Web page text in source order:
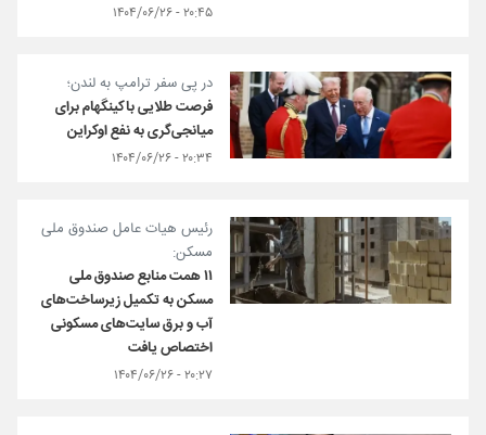
۲۰:۴۵ - ۱۴۰۴/۰۶/۲۶
در پی سفر ترامپ به لندن؛
فرصت طلایی باکینگهام برای
میانجی‌گری به نفع اوکراین
۲۰:۳۴ - ۱۴۰۴/۰۶/۲۶
رئیس هیات عامل صندوق ملی
مسکن:
۱۱ همت منابع صندوق ملی
مسکن به تکمیل زیرساخت‌های
آب و برق سایت‌های مسکونی
اختصاص یافت
۲۰:۲۷ - ۱۴۰۴/۰۶/۲۶